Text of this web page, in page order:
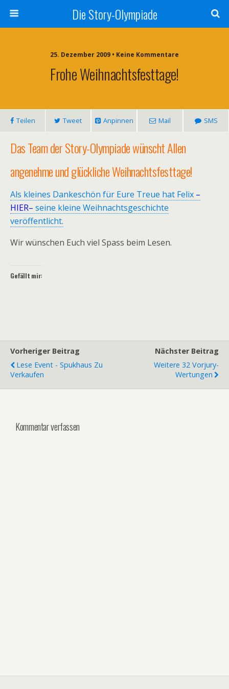
Die Story-Olympiade
25. Dezember 2009 • Keine Kommentare
Frohe Weihnachtsfesttage!
Teilen Tweet Anpinnen Mail SMS
Das Team der Story-Olympiade wünscht Allen
angenehme und glückliche Weihnachtsfesttage!
Als kleines Dankeschön für Eure Treue hat Felix –
HIER– seine kleine Weihnachtsgeschichte
veröffentlicht.
Wir wünschen Euch viel Spass beim Lesen.
Gefällt mir:
Vorheriger Beitrag
Lese Event - Spukhaus Zu
Verkaufen
Nächster Beitrag
Weitere 32 Vorjury-
Wertungen
Kommentar verfassen